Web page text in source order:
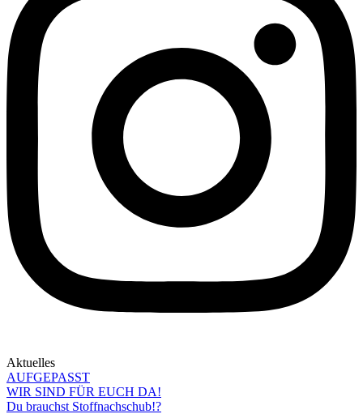
Aktuelles
AUFGEPASST
WIR SIND FÜR EUCH DA!
Du brauchst Stoffnachschub!?